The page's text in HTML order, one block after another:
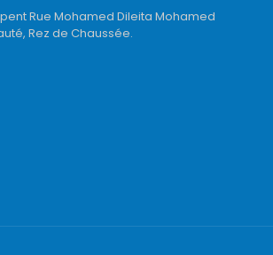
Rue Mohamed Dileita Mohamed
Rez de Chaussée.